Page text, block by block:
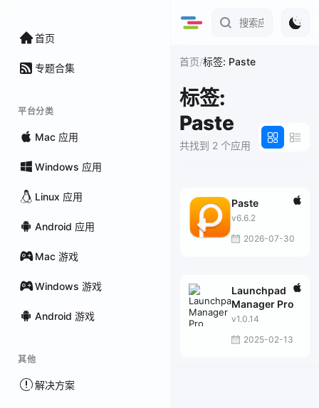
首页
专题合集
平台分类
Mac 应用
Windows 应用
Linux 应用
Android 应用
Mac 游戏
Windows 游戏
Android 游戏
其他
解决方案
首页/标签: Paste
标签:
Paste
共找到 2 个应用
Paste
v6.6.2
2026-07-30
Launchpad
Manager Pro
v1.0.14
2025-02-13